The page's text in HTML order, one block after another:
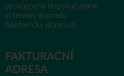
FAKTURAČNÍ
ADRESA
provozovny doporučujeme
si termín dopředu
telefonicky domluvit.